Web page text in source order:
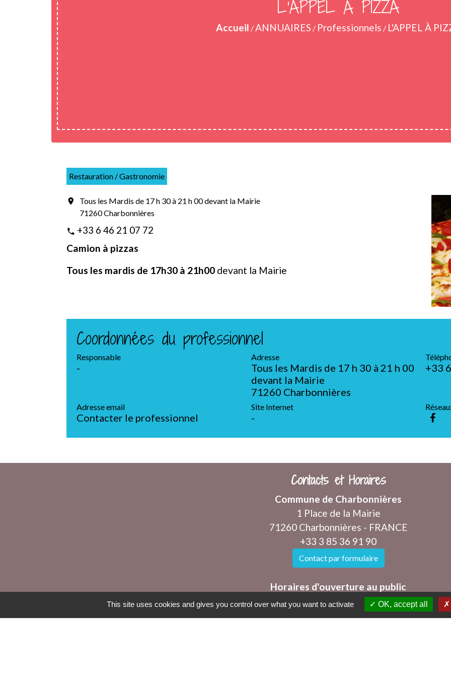
L'APPEL À PIZZA
Accueil /ANNUAIRES / Professionnels / L'APPEL À
Restauration / Gastronomie
location_on
Tous les Mardis de 17 h 30 à 21 h 00 devant la Mairie
71260 Charbonnières
phone +33 6 46 21 07 72
Camion à pizzas
Tous les mardis de 17h30 à 21h00 devant la Mairie
Coordonnées du professionnel
Responsable
-
Adresse
Tous les Mardis de 17 h 30 à 21 h 00
devant la Mairie
71260 Charbonnières
+33
Adresse email
Contacter le professionnel
Site Internet
-
Contacts et Horaires
Commune de Charbonnières
1 Place de la Mairie
71260 Charbonnières - FRANCE
+33 3 85 36 91 90
Contact par formulaire
Horaires d'ouverture au public
Les mercredis et vendredis de 8h à 12h
mairie@charbonnieres71.fr
This site uses cookies and gives you control over what you want to activate OK, accept all